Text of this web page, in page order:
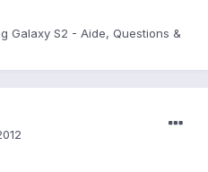
Galaxy S2 - Aide, Questions &